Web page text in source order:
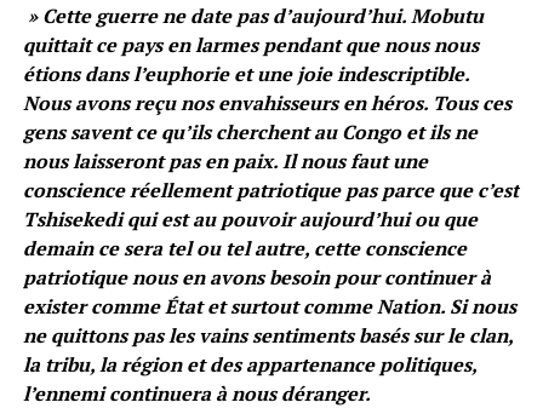
» Cette guerre ne date pas d’aujourd’hui. Mobutu
quittait ce pays en larmes pendant que nous nous
étions dans l’euphorie et une joie indescriptible.
Nous avons reçu nos envahisseurs en héros. Tous ces
gens savent ce qu’ils cherchent au Congo et ils ne
nous laisseront pas en paix. Il nous faut une
conscience réellement patriotique pas parce que c’est
Tshisekedi qui est au pouvoir aujourd’hui ou que
demain ce sera tel ou tel autre, cette conscience
patriotique nous en avons besoin pour continuer à
exister comme État et surtout comme Nation. Si nous
ne quittons pas les vains sentiments basés sur le clan,
la tribu, la région et des appartenance politiques,
l’ennemi continuera à nous déranger.